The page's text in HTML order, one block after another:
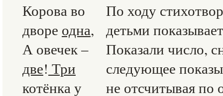
Корова во
дворе одна,
А овечек –
две! Три
котёнка у
По ходу
детьми
Показали число,
следующее
не отсчитывая